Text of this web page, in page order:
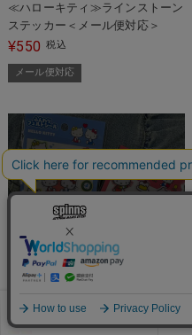
≪ハローキティ≫ラインストーン
ステッカー＜メール便対応＞
¥550 税込
メール便対応
SOLD OUT
メニュー お気に入り ロ